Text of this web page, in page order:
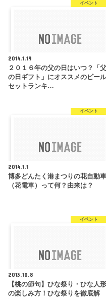
イベント
2014.1.19
２０１６年の父の日はいつ？「父
の日ギフト」にオススメのビー
セットランキ…
イベント
2014.1.1
博多どんたく港まつりの花自動車
（花電車）って何？由来は？
イベント
2013.10.8
【桃の節句】ひな祭り・ひな人形
の楽しみ方！ひな祭りを徹底解